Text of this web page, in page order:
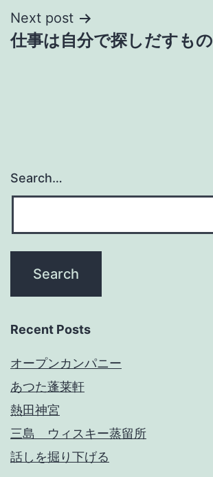
Next post
仕事は自分で探しだすもの
Search…
Recent Posts
オープンカンパニー
あつた蓬莱軒
熱田神宮
三島 ウィスキー蒸留所
話しを掘り下げる